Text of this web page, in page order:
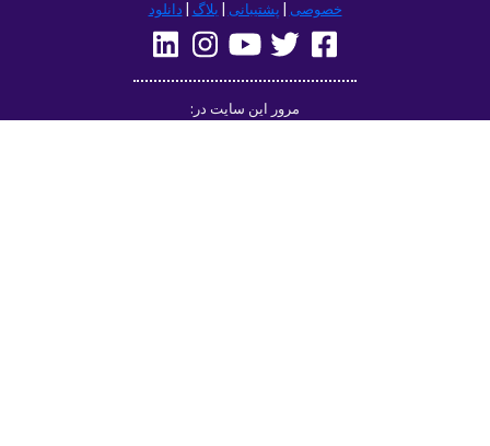
helpful for learning sentence structure and
memorizing multiple vocabulary words in
access all the courses like some apps.